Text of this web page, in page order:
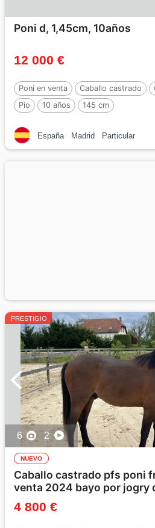
Poni d, 1,45cm, 10años
12 000 €
Poni en venta Caballo castrado
Pío
10 años 145 cm
España Madrid Particular
PRESTIGIO
6 2
NUEVO
Caballo castrado pfs poni
venta 2024 bayo por jogry
4 800 €